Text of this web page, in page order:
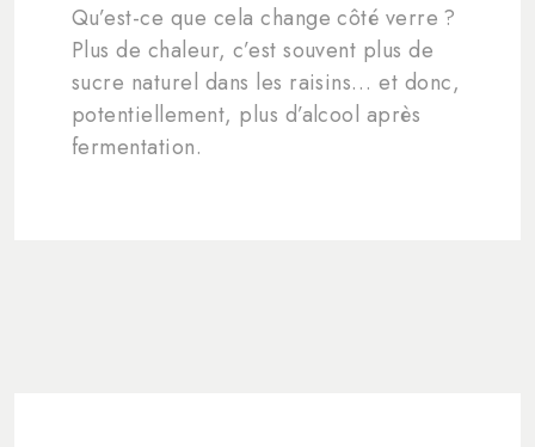
Qu’est-ce que cela change côté verre ?
Plus de chaleur, c’est souvent plus de
sucre naturel dans les raisins… et donc,
potentiellement, plus d’alcool après
fermentation.